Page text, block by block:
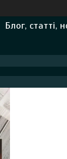
Блог, статті,